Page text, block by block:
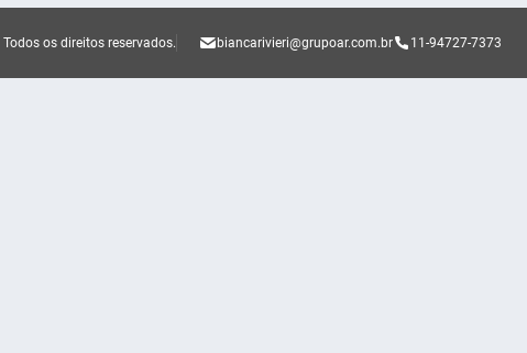
biancarivieri@grupoar.com.br 11-94727-7373
Todos os direitos reservados.